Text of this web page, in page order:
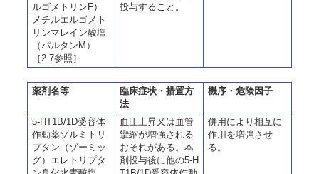
ルゴメトリンF）
メチルエルゴメト
リンマレイン酸塩
（パルタンM）
［2.7参照］
投与すること。
薬剤名等
臨床症状・措置方
法
機序・危険因子
5-HT1B/1D受容体
作動薬ゾルミトリ
プタン（ゾーミッ
グ）エレトリプタ
血圧上昇又は血管
攣縮が増強される
おそれがある。本
剤投与後に他の5-H
併用により相互に
作用を増強させ
る。